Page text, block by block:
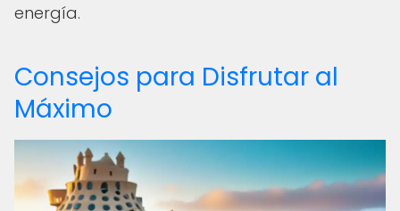
energía.
Consejos para Disfrutar al
Máximo